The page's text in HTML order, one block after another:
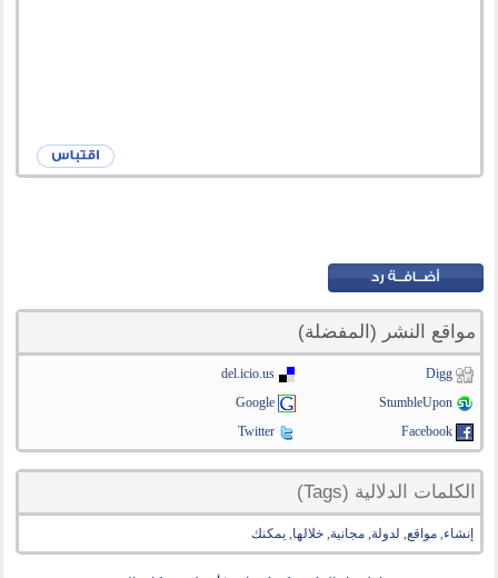
مواقع النشر (المفضلة)
Digg
del.icio.us
StumbleUpon
Google
Facebook
Twitter
الكلمات الدلالية (Tags)
إنشاء,مواقع, لدولة,مجانية,خلالها,يمكنك